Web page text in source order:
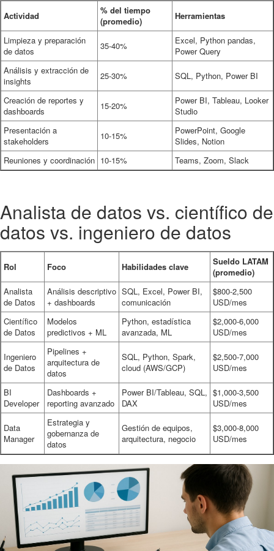
Actividad
% del tiempo
(promedio)
Herramientas
Limpieza y preparación
de datos
35-40%
Excel, Python pandas,
Power Query
Análisis y extracción de
insights
25-30% SQL, Python, Power BI
Creación de reportes y
dashboards
15-20%
Power BI, Tableau, Looker
Studio
Presentación a
stakeholders
10-15%
PowerPoint, Google
Slides, Notion
Reuniones y coordinación 10-15% Teams, Zoom, Slack
Analista de datos vs. científico de
datos vs. ingeniero de datos
Rol Foco Habilidades clave
Sueldo LATAM
(promedio)
Analista
de Datos
Análisis descriptivo
+ dashboards
SQL, Excel, Power BI,
comunicación
$800-2,500
USD/mes
Científico
de Datos
Modelos
predictivos + ML
Python, estadística
avanzada, ML
$2,000-6,000
USD/mes
Ingeniero
de Datos
Pipelines +
arquitectura de
datos
SQL, Python, Spark,
cloud (AWS/GCP)
$2,500-7,000
USD/mes
BI
Developer
Dashboards +
reporting avanzado
Power BI/Tableau, SQL,
DAX
$1,000-3,500
USD/mes
Data
Manager
Estrategia y
gobernanza de
datos
Gestión de equipos,
arquitectura, negocio
$3,000-8,000
USD/mes